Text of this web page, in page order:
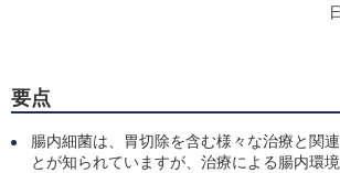
要点
腸内細菌は、胃切除を含む様々な治療と関
とが知られていますが、治療による腸内環